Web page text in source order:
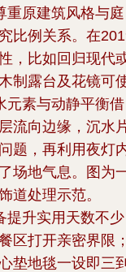
重原建筑风格与庭
比例关系。在
，比如回归现代
制露台及花镜可
元素与动静平衡借
流向边缘，沉水
题，再利用夜灯
场地气息。图为
道处理示范。
提升实用天数不少
区打开亲密界限
垫地毯一设即三